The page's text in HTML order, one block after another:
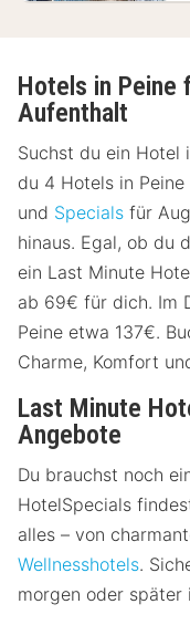
Hotels in Peine
Aufenthalt
Suchst du ein Hotel
du 4 Hotels in
und Specials für
hinaus. Egal, ob du
ein Last Minute
ab 69€ für dich. Im
Peine etwa 137€.
Charme, Komfort
Last Minute
Angebote
Du brauchst noch
HotelSpecials
alles – von
Wellnesshotels.
morgen oder später